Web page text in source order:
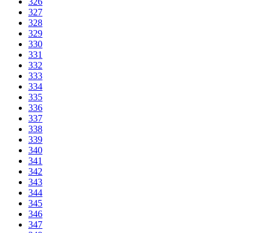
327
328
329
330
331
332
333
334
335
336
337
338
339
340
341
342
343
344
345
346
347